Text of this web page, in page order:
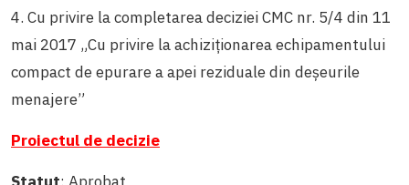
4. Cu privire la completarea deciziei CMC nr. 5/4 din 11
mai 2017 „Cu privire la achiziționarea echipamentului
compact de epurare a apei reziduale din deșeurile
menajere”
Proiectul de decizie